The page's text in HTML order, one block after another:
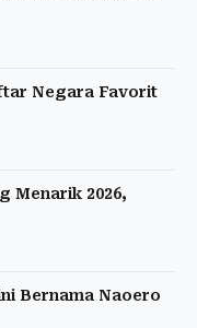
Negara Favorit
Menarik 2026,
Bernama Naoero